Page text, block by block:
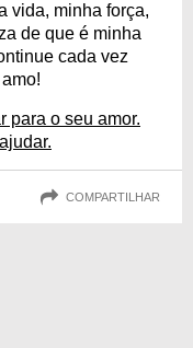
vida, minha força,
de que é minha
cada vez
para o seu amor.
COMPARTILHAR